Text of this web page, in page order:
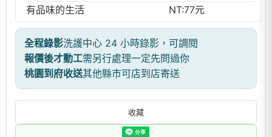
有品味的生活
NT:77元
全程錄影洗護中心 24 小時錄影，可調閱
報價後才動工需另行處理一定先問過你
桃園到府收送其他縣市可店到店寄送
收藏